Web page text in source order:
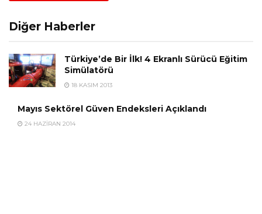
Diğer Haberler
Türkiye’de Bir İlk! 4 Ekranlı Sürücü Eğitim
Simülatörü
18 KASIM 2013
Mayıs Sektörel Güven Endeksleri Açıklandı
24 HAZIRAN 2014